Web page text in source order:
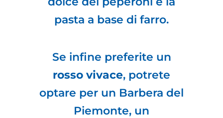
pasta a base di farro.
Se infine preferite un
rosso vivace, potrete
optare per un Barbera del
Piemonte, un